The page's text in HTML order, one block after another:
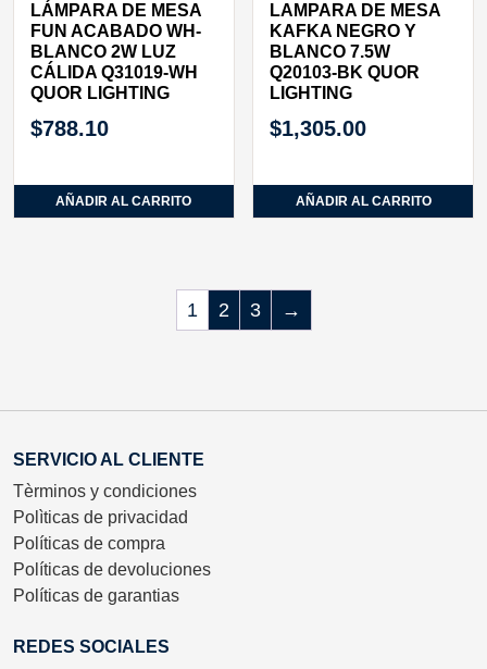
LÁMPARA DE MESA
FUN ACABADO WH-
BLANCO 2W LUZ
CÁLIDA Q31019-WH
QUOR LIGHTING
$788.10
AÑADIR AL CARRITO
LAMPARA DE MESA
KAFKA NEGRO Y
BLANCO 7.5W
Q20103-BK QUOR
LIGHTING
$1,305.00
AÑADIR AL CARRITO
1 2 3 →
SERVICIO AL CLIENTE
Tèrminos y condiciones
Polìticas de privacidad
Políticas de compra
Políticas de devoluciones
Políticas de garantias
REDES SOCIALES